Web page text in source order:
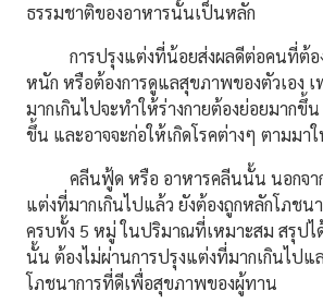
ธรรมชาติของอาหารนั้นเป็นหลัก
การปรุงแต่งที่น้อยส่งผลดีต่อคนที่ต้อง
หนัก หรือต้องการดูแลสุขภาพของตัวเอง เ
มากเกินไปจะทำให้ร่างกายต้องย่อยมากขึ้
ขึ้น และอาจจะก่อให้เกิดโรคต่างๆ ตามมา
คลีนฟู้ด หรือ อาหารคลีนนั้น นอกจาก
แต่งที่มากเกินไปแล้ว ยังต้องถูกหลักโภชน
ครบทั้ง 5 หมู่ ในปริมาณที่เหมาะสม สรุปไ
นั้น ต้องไม่ผ่านการปรุงแต่งที่มากเกินไปแ
โภชนาการที่ดีเพื่อสุขภาพของผู้ทาน